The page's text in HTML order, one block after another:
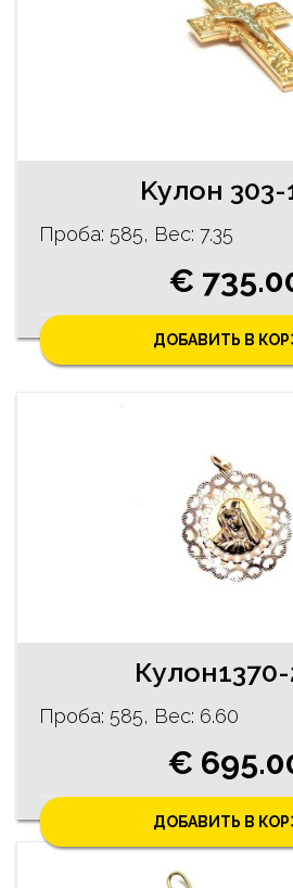
Kyлон 303-
Проба: 585, Bес: 7.35
€
ДОБАВИТЬ В
Проба: 585, Bес: 6.60
€
ДОБАВИТЬ В